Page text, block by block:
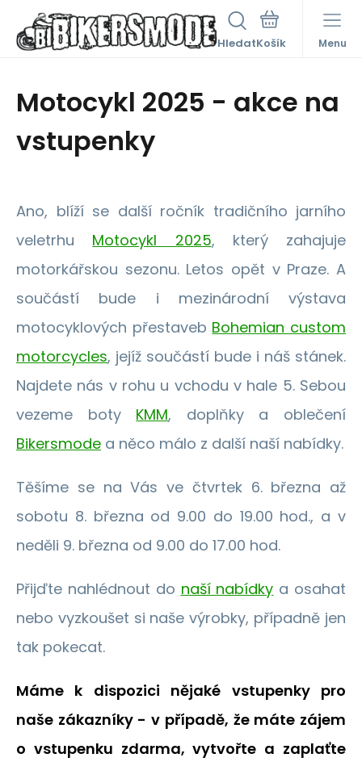
Hledat Menu
Motocykl 2025 - akce na
vstupenky
Ano, blíží se další ročník tradičního jarního
veletrhu Motocykl 2025, který zahajuje
motorkářskou sezonu. Letos opět v Praze. A
součástí bude i mezinárodní výstava
motocyklových přestaveb Bohemian custom
motorcycles, jejíž součástí bude i náš stánek.
Najdete nás v rohu u vchodu v hale 5. Sebou
vezeme boty KMM, doplňky a oblečení
Bikersmode a něco málo z další naší nabídky.
Těšíme se na Vás ve čtvrtek 6. března až
sobotu 8. března od 9.00 do 19.00 hod., a v
neděli 9. března od 9.00 do 17.00 hod.
Přijďte nahlédnout do naší nabídky a osahat
nebo vyzkoušet si naše výrobky, případně jen
tak pokecat.
Máme k dispozici nějaké vstupenky pro
naše zákazníky - v případě, že máte zájem
o vstupenku zdarma, vytvořte a zaplaťte